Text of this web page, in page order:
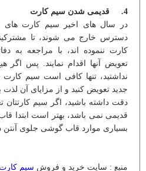
4. قدیمی شدن سیم کارت
در سال های اخیر سیم کارت های
دسترس خارج می شوند، تا
کارت ننموده اند، با مراجعه به
تعویض آنها اقدام نمایند. پس اگر
نداشتید، تنها کافی است سیم کارت
جدید تعویض کنید و از مزایای آن لذت
دقت داشته باشید، اگر سیم
قدیمی نمی باشد، بهتر است ابتدا
بسیاری موارد قاب گوشی جلوی
منبع : سایت خرید و فروش سیم کارت